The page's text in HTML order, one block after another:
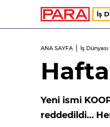
İş
ANA SAYFA İş
Yeni ismi
reddedildi…